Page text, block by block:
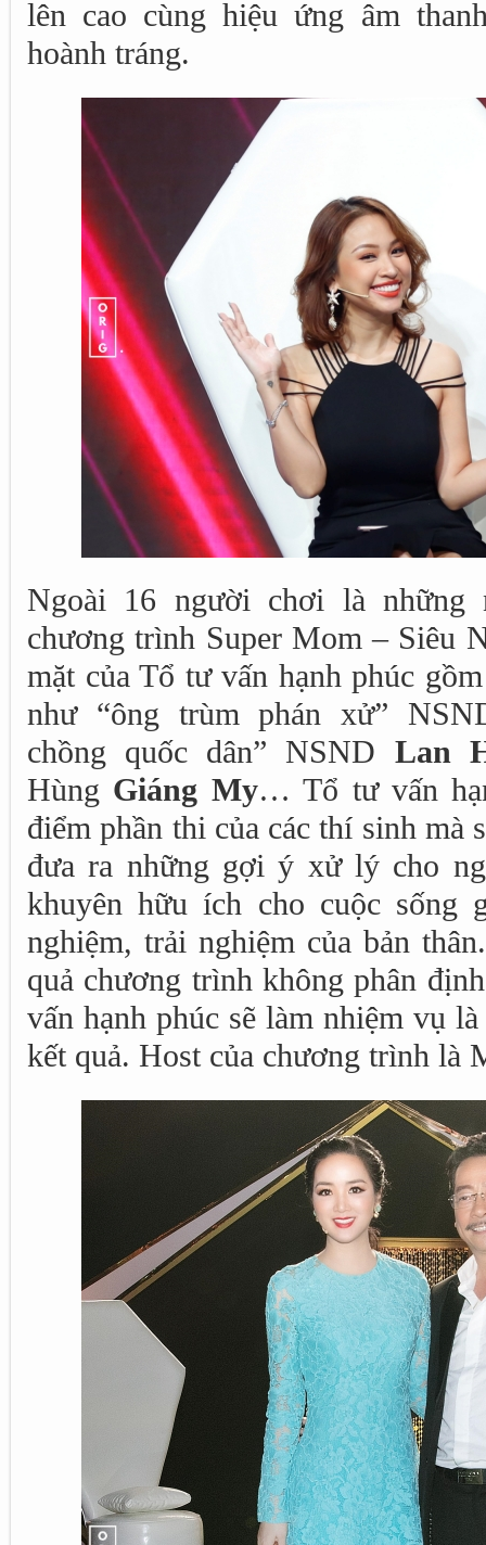
lên cao cùng hiệu ứng âm
hoành tráng.
Ngoài 16 người chơi là những
chương trình Super Mom – Siêu
mặt của Tổ tư vấn hạnh phúc
như “ông trùm phán xử”
chồng quốc dân” NSND Lan
Hùng Giáng My… Tổ tư vấn
điểm phần thi của các thí sinh mà
đưa ra những gợi ý xử lý cho
khuyên hữu ích cho cuộc sống
nghiệm, trải nghiệm của bản
quả chương trình không phân
vấn hạnh phúc sẽ làm nhiệm vụ
kết quả. Host của chương trình là